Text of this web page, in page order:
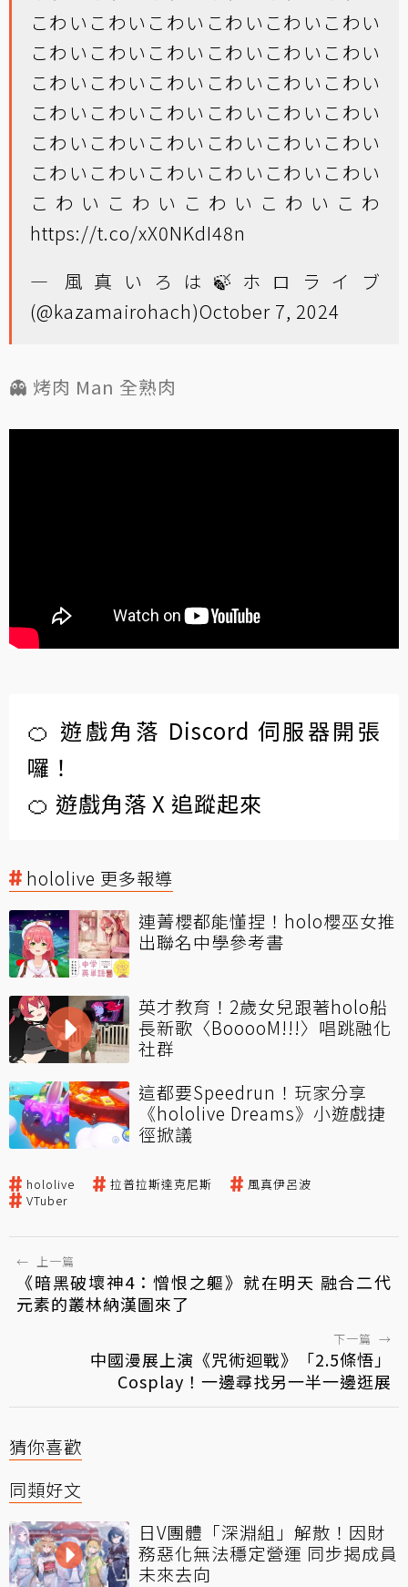
こわいこわいこわいこわいこわいこわい
こわいこわいこわいこわいこわいこわい
こわいこわいこわいこわいこわいこわい
こわいこわいこわいこわいこわいこわい
こわいこわいこわいこわいこわいこわい
こわいこわいこわいこわいこわいこわい
こわいこわいこわいこわいこわ
https://t.co/xX0NKdI48n
— 風真いろは🍃ホロライブ
(@kazamairohach)October 7, 2024
👻 烤肉 Man 全熟肉
🍊 遊戲角落 Discord 伺服器開張
囉！
🍊 遊戲角落 X 追蹤起來
hololive 更多報導
連菁櫻都能懂捏！holo櫻巫女推
出聯名中學參考書
英才教育！2歲女兒跟著holo船
長新歌〈BooooM!!!〉唱跳融化
社群
這都要Speedrun！玩家分享
《hololive Dreams》小遊戲捷
徑掀議
hololive 拉普拉斯達克尼斯
風真伊呂波
VTuber
← 上一篇
《暗黑破壞神4：憎恨之軀》就在明天 融合二代
元素的叢林納漢圖來了
下一篇 →
中國漫展上演《咒術迴戰》「2.5條悟」
Cosplay！一邊尋找另一半一邊逛展
猜你喜歡
同類好文
日V團體「深淵組」解散！因財
務惡化無法穩定營運 同步揭成員
未來去向